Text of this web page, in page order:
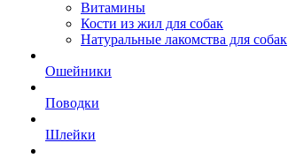
Витамины
Кости из жил для собак
Натуральные лакомства для собак
Ошейники
Поводки
Шлейки